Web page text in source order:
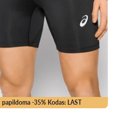
papildoma -35% Kodas: LAST